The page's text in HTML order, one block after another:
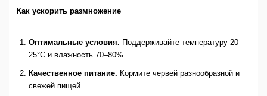
Как ускорить размножение
Оптимальные условия. Поддерживайте температуру 20–
25°C и влажность 70–80%.
Качественное питание. Кормите червей разнообразной и
свежей пищей.